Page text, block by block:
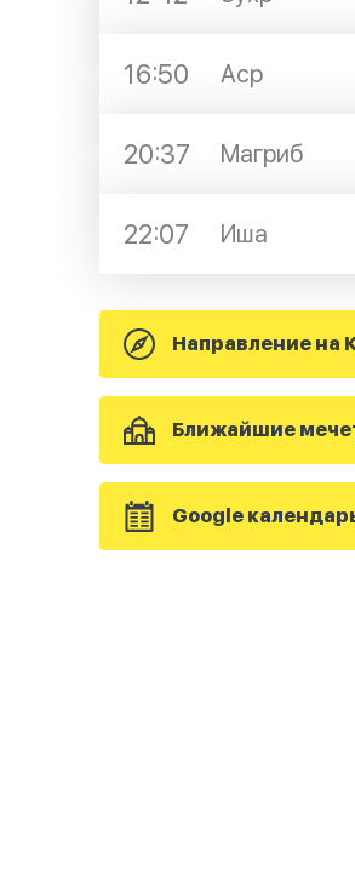
16:50 Аср
20:37 Магриб
22:07 Иша
Направление на
Ближайшие
Google